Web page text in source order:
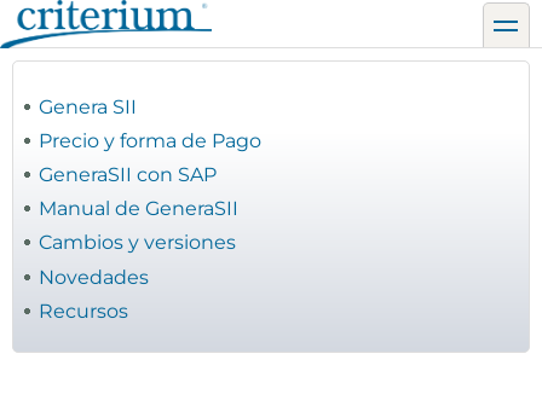
Pasar
al
principal
Genera SII
Precio y forma de Pago
GeneraSII con SAP
Manual de GeneraSII
Cambios y versiones
Novedades
Recursos